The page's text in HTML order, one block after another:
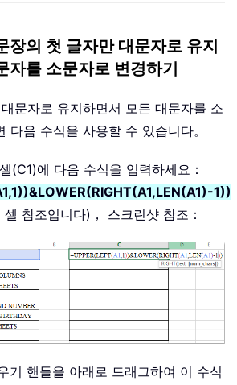
장의 첫 글자만 대문자로 유지
자를 소문자로 변경하기
문자로 유지하면서 모든 대문자를 소
다음 수식을 사용할 수 있습니다。
(C1)에 다음 수식을 입력하세요：
1))
참조입니다)， 스크린샷 참조：
기 핸들을 아래로 드래그하여 이 수식